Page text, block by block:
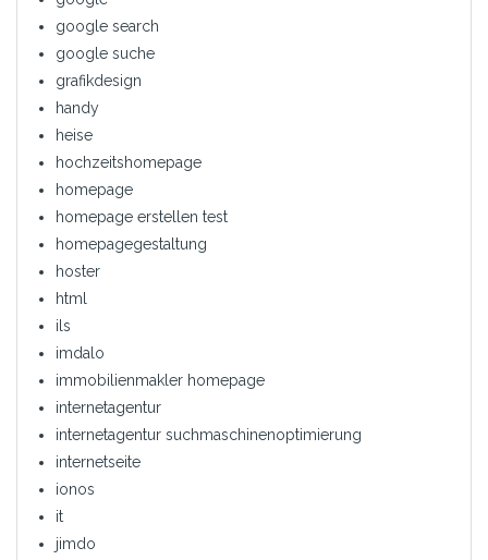
google search
google suche
grafikdesign
handy
heise
hochzeitshomepage
homepage
homepage erstellen test
homepagegestaltung
hoster
html
ils
imdalo
immobilienmakler homepage
internetagentur
internetagentur suchmaschinenoptimierung
internetseite
ionos
it
jimdo